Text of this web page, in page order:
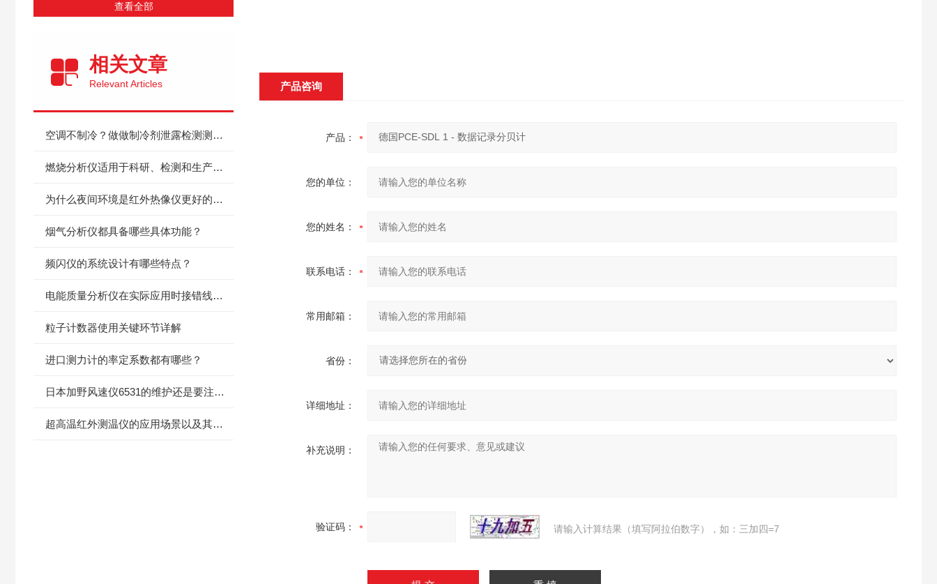
查看全部
相关文章
Relevant Articles
空调不制冷？做做制冷剂泄露检测测试就知道怎么回事了
燃烧分析仪适用于科研、检测和生产控制
为什么夜间环境是红外热像仪更好的发挥舞台？
烟气分析仪都具备哪些具体功能？
频闪仪的系统设计有哪些特点？
电能质量分析仪在实际应用时接错线怎么办？
粒子计数器使用关键环节详解
进口测力计的率定系数都有哪些？
日本加野风速仪6531的维护还是要注意以下几点
超高温红外测温仪的应用场景以及其在现代科技中的重要性
产品咨询
产品：
您的单位：
您的姓名：
联系电话：
常用邮箱：
省份：
详细地址：
补充说明：
验证码： 请输入计算结果（填写阿拉伯数字），如：三加四=7